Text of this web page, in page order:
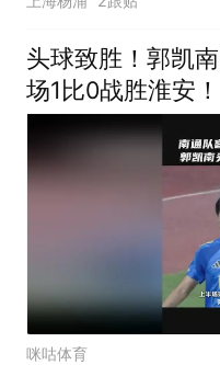
头球致胜！郭凯
场1比0战胜淮安！
咪咕体育